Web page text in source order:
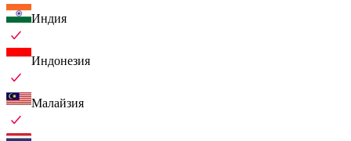
Индия
Индонезия
Малайзия